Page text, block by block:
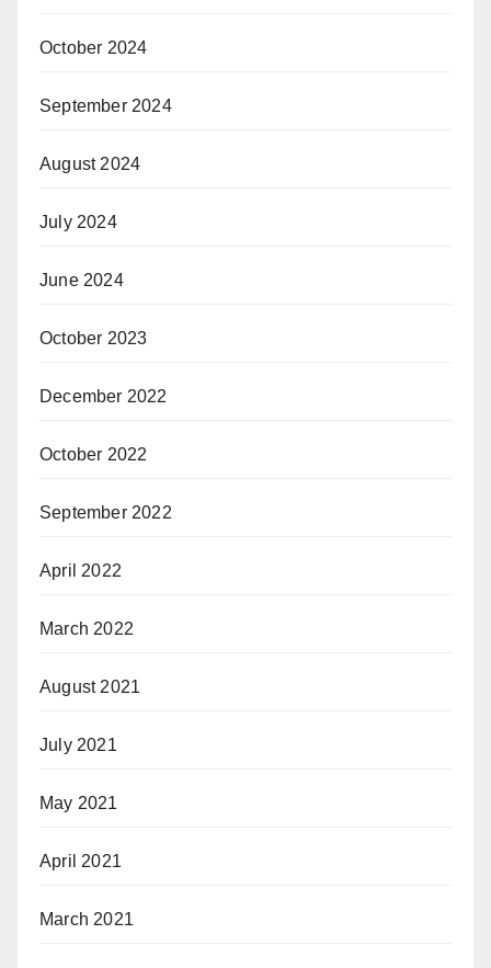
October 2024
September 2024
August 2024
July 2024
June 2024
October 2023
December 2022
October 2022
September 2022
April 2022
March 2022
August 2021
July 2021
May 2021
April 2021
March 2021